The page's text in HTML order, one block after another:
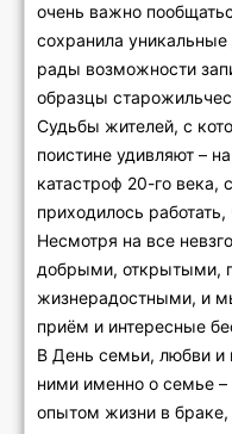
очень важно
сохранила
рады возможности
образцы
Судьбы жителей, с
поистине удивляют –
катастроф 20-го
приходилось
Несмотря на все
добрыми, открытыми,
жизнерадостными, и
приём и интересные
В День семьи, любви и
ними именно о семье
опытом жизни в